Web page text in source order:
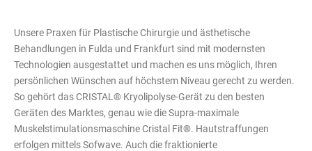
Unsere Praxen für Plastische Chirurgie und ästhetische
Behandlungen in Fulda und Frankfurt sind mit modernsten
Technologien ausgestattet und machen es uns möglich, Ihren
persönlichen Wünschen auf höchstem Niveau gerecht zu werden.
So gehört das CRISTAL® Kryolipolyse-Gerät zu den besten
Geräten des Marktes, genau wie die Supra-maximale
Muskelstimulationsmaschine Cristal Fit®. Hautstraffungen
erfolgen mittels Sofwave. Auch die fraktionierte